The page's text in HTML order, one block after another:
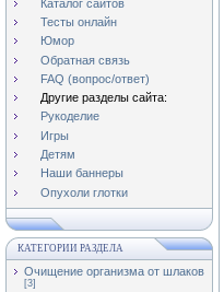
Каталог сайтов
Тесты онлайн
Юмор
Обратная связь
FAQ (вопрос/ответ)
Другие разделы сайта:
Рукоделие
Игры
Детям
Наши баннеры
Опухоли глотки
КАТЕГОРИИ РАЗДЕЛА
Очищение организма от шлаков
[3]